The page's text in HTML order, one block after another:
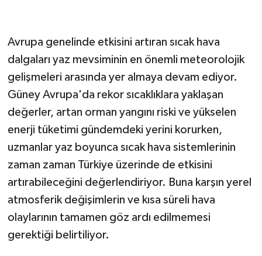
Avrupa genelinde etkisini artıran sıcak hava
dalgaları yaz mevsiminin en önemli meteorolojik
gelişmeleri arasında yer almaya devam ediyor.
Güney Avrupa'da rekor sıcaklıklara yaklaşan
değerler, artan orman yangını riski ve yükselen
enerji tüketimi gündemdeki yerini korurken,
uzmanlar yaz boyunca sıcak hava sistemlerinin
zaman zaman Türkiye üzerinde de etkisini
artırabileceğini değerlendiriyor. Buna karşın yerel
atmosferik değişimlerin ve kısa süreli hava
olaylarının tamamen göz ardı edilmemesi
gerektiği belirtiliyor.